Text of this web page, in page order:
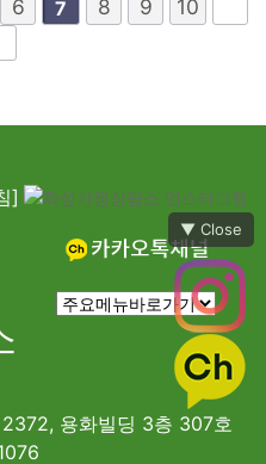
▼ Close
6 7 8 9 10
]
용화빌딩 3층 307호